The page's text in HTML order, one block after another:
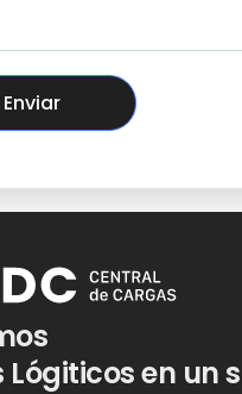
Enviar
Lógiticos en un